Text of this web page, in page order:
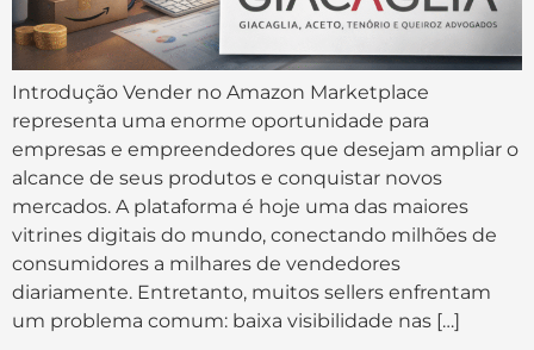
Introdução Vender no Amazon Marketplace
representa uma enorme oportunidade para
empresas e empreendedores que desejam ampliar o
alcance de seus produtos e conquistar novos
mercados. A plataforma é hoje uma das maiores
vitrines digitais do mundo, conectando milhões de
consumidores a milhares de vendedores
diariamente. Entretanto, muitos sellers enfrentam
um problema comum: baixa visibilidade nas […]